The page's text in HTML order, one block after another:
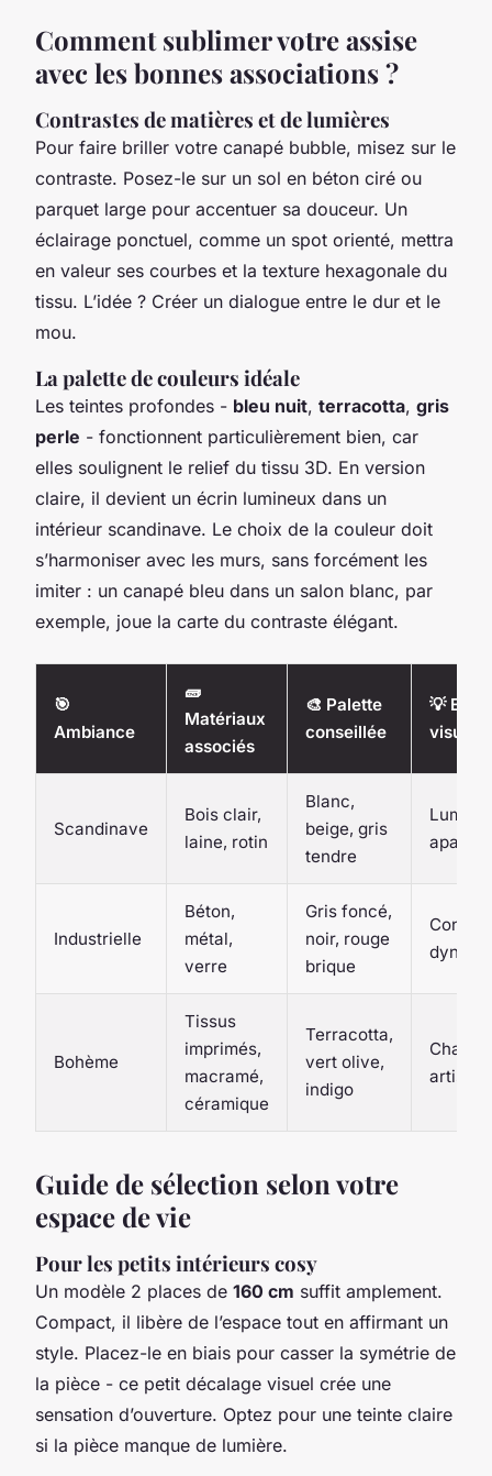
Comment sublimer votre assise
avec les bonnes associations ?
Contrastes de matières et de lumières
Pour faire briller votre canapé bubble, misez sur le
contraste. Posez-le sur un sol en béton ciré ou
parquet large pour accentuer sa douceur. Un
éclairage ponctuel, comme un spot orienté, mettra
en valeur ses courbes et la texture hexagonale du
tissu. L’idée ? Créer un dialogue entre le dur et le
mou.
La palette de couleurs idéale
Les teintes profondes - bleu nuit, terracotta, gris
perle - fonctionnent particulièrement bien, car
elles soulignent le relief du tissu 3D. En version
claire, il devient un écrin lumineux dans un
intérieur scandinave. Le choix de la couleur doit
s’harmoniser avec les murs, sans forcément les
imiter : un canapé bleu dans un salon blanc, par
exemple, joue la carte du contraste élégant.
🎯
Ambiance
🧱
Matériaux
associés
🎨 Palette
conseillée
💡 Effet
visuel
Scandinave
Bois clair,
laine, rotin
Blanc,
beige, gris
tendre
Industrielle
Béton,
métal,
verre
Gris foncé,
noir, rouge
brique
Bohème
Tissus
imprimés,
macramé,
céramique
Terracotta,
vert olive,
indigo
Chaleur
Guide de sélection selon votre
espace de vie
Pour les petits intérieurs cosy
Un modèle 2 places de 160 cm suffit amplement.
Compact, il libère de l’espace tout en affirmant un
style. Placez-le en biais pour casser la symétrie de
la pièce - ce petit décalage visuel crée une
sensation d’ouverture. Optez pour une teinte claire
si la pièce manque de lumière.